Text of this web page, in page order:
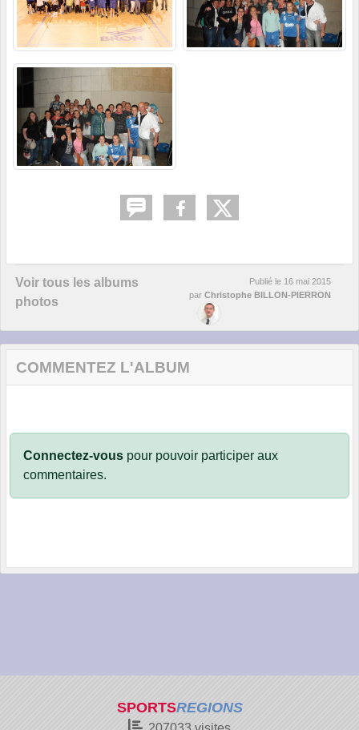
Voir tous les albums
photos
Publié le 16 mai 2015
par Christophe BILLON-PIERRON
COMMENTEZ L'ALBUM
Connectez-vous pour pouvoir participer aux
commentaires.
SPORTSREGIONS